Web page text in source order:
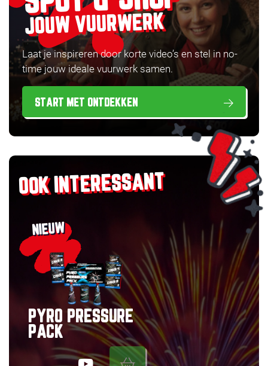
JOUW VUURWERK
Laat je inspireren door korte video’s en stel in no-
time jouw ideale vuurwerk samen.
START MET ONTDEKKEN
OOK INTERESSANT
NIEUW
PYRO PRESSURE
PACK